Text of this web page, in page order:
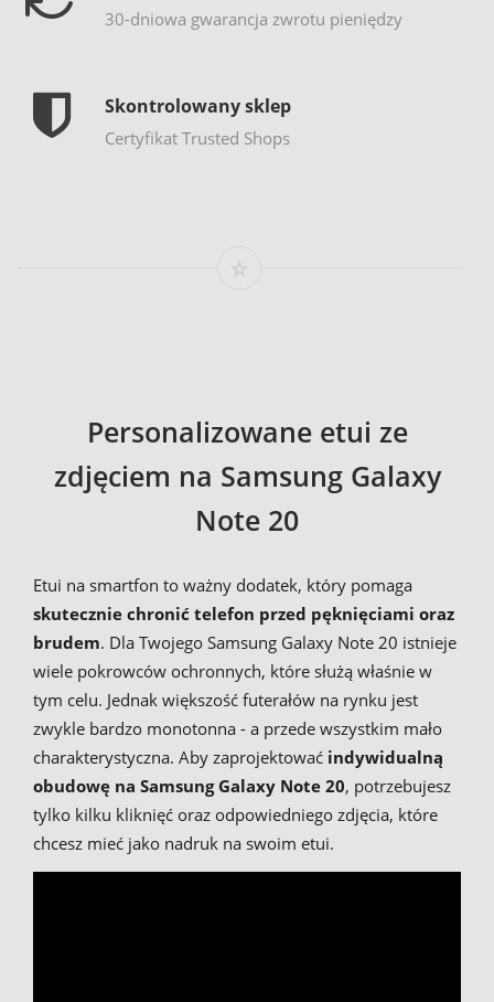
30-dniowa gwarancja zwrotu pieniędzy
Skontrolowany sklep
Certyfikat Trusted Shops
Personalizowane etui ze
zdjęciem na Samsung Galaxy
Note 20
Etui na smartfon to ważny dodatek, który pomaga
skutecznie chronić telefon przed pęknięciami oraz
brudem. Dla Twojego Samsung Galaxy Note 20 istnieje
wiele pokrowców ochronnych, które służą właśnie w
tym celu. Jednak większość futerałów na rynku jest
zwykle bardzo monotonna - a przede wszystkim mało
charakterystyczna. Aby zaprojektować indywidualną
obudowę na Samsung Galaxy Note 20, potrzebujesz
tylko kilku kliknięć oraz odpowiedniego zdjęcia, które
chcesz mieć jako nadruk na swoim etui.